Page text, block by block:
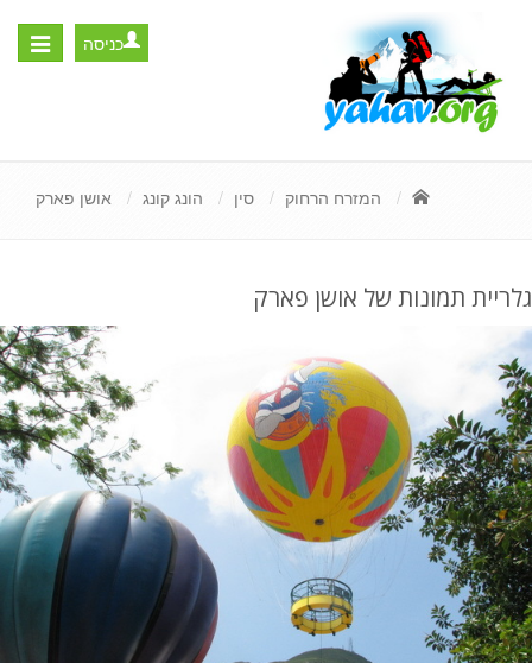
Toggle
כניסה
המזרח הרחוק סין הונג קונג אושן פארק
גלריית תמונות של אושן פארק